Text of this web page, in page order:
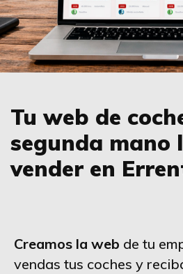
Tu web de
segunda mano
vender en
Creamos la web de tu
vendas tus coches y